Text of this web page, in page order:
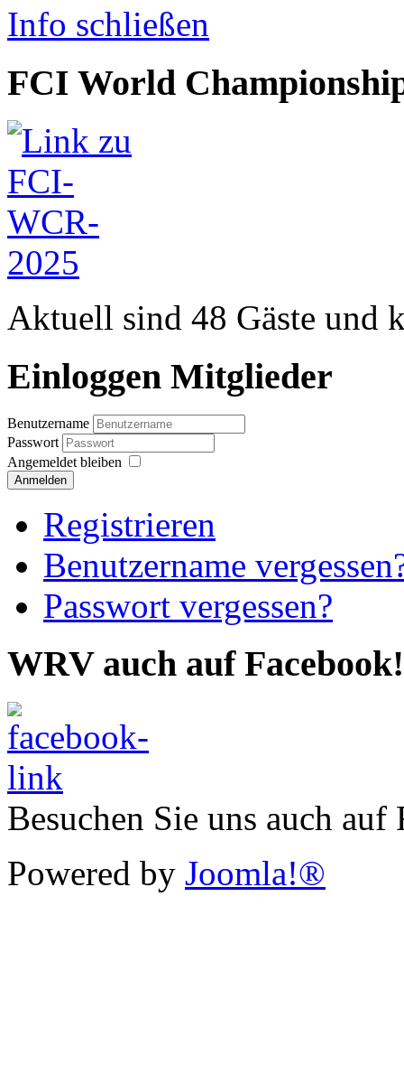
Info schließen
FCI World
Aktuell sind 48 Gäste und
Einloggen Mitglieder
Benutzername
Passwort
Angemeldet bleiben
Anmelden
Registrieren
Benutzername
Passwort vergessen?
WRV auch auf Facebook!
Besuchen Sie uns auch auf
Powered by Joomla!®